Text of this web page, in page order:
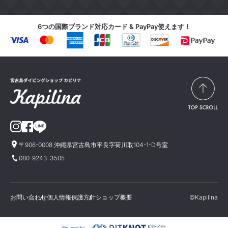
6つの国際ブランド対応カード & PayPay使えます！
〒906-0008 沖縄県宮古島市平良字荷川取104-1-D号室
080-9243-3505
お問い合わせ個人情報保護方針ショップ概要 ©Kapilina